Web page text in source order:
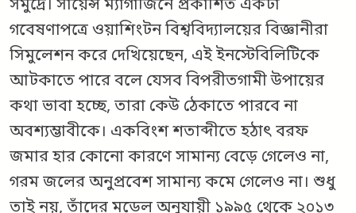
সমুদ্রে। সায়েন্স ম্যাগাজিনে প্রকাশিত একটা
গবেষণাপত্রে ওয়াশিংটন বিশ্ববিদ্যালয়ের বিজ্ঞানীরা
সিমুলেশন করে দেখিয়েছেন, এই ইনস্টেবিলিটিকে
আটকাতে পারে বলে যেসব বিপরীতগামী উপায়ের
কথা ভাবা হচ্ছে, তারা কেউ ঠেকাতে পারবে না
অবশ্যম্ভাবীকে। একবিংশ শতাব্দীতে হঠাৎ বরফ
জমার হার কোনো কারণে সামান্য বেড়ে গেলেও না,
গরম জলের অনুপ্রবেশ সামান্য কমে গেলেও না। শুধু
তাই নয়, তাঁদের মডেল অনুযায়ী ১৯৯৫ থেকে ২০১৩